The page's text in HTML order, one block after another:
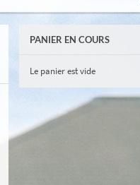
PANIER EN COURS
Le panier est vide